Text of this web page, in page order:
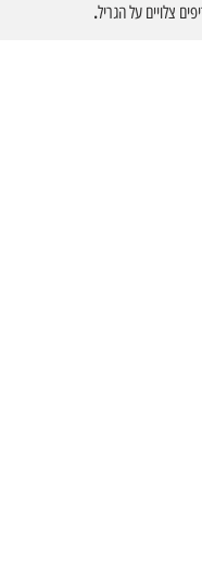
צלויים על הגריל.